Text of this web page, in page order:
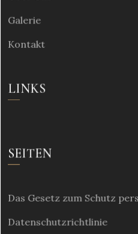
Galerie
Kontakt
LINKS
SEITEN
Das Gesetz zum Schutz
Datenschutzrichtlinie